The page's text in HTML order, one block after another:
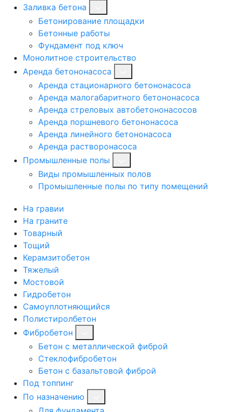
Заливка бетона
Бетонирование площадки
Бетонные работы
Фундамент под ключ
Монолитное строительство
Аренда бетононасоса
Аренда стационарного бетононасоса
Аренда малогабаритного бетононасоса
Аренда стреловых автобетононасосов
Аренда поршневого бетононасоса
Аренда линейного бетононасоса
Аренда растворонасоса
Промышленные полы
Виды промышленных полов
Промышленные полы по типу помещений
На гравии
На граните
Товарный
Тощий
Керамзитобетон
Тяжелый
Мостовой
Гидробетон
Самоуплотняющийся
Полистиролбетон
Фибробетон
Бетон с металлической фиброй
Стеклофибробетон
Бетон с базальтовой фиброй
Под топпинг
По назначению